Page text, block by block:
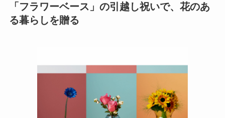
「フラワーベース」の引越し祝いで、花のあ
る暮らしを贈る